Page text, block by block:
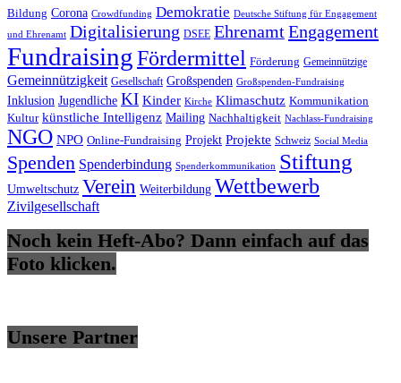
Bildung Corona Crowdfunding Demokratie Deutsche Stiftung für Engagement
und Ehrenamt Digitalisierung DSEE EhrenamtEngagement
FundraisingFördermittel Förderung Gemeinnützige
Gemeinnützigkeit Gesellschaft Großspenden Großspenden-Fundraising
Inklusion Jugendliche KI Kinder Kirche Klimaschutz Kommunikation
Kultur künstliche Intelligenz Mailing Nachhaltigkeit Nachlass-Fundraising
NGO NPO Online-Fundraising Projekt Projekte Schweiz Social Media
Spenden Spenderbindung Spenderkommunikation Stiftung
Umweltschutz Verein Weiterbildung Wettbewerb
Zivilgesellschaft
Noch kein Heft-Abo? Dann einfach auf das
Foto klicken.
Unsere Partner